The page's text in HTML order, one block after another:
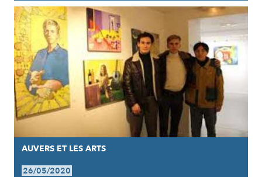
AUVERS ET LES ARTS
26/05/2020